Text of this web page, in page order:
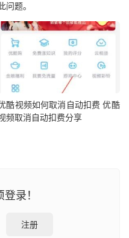
问题。
酷视频如何取消自动扣费 优酷
频取消自动扣费分享
录！
注册